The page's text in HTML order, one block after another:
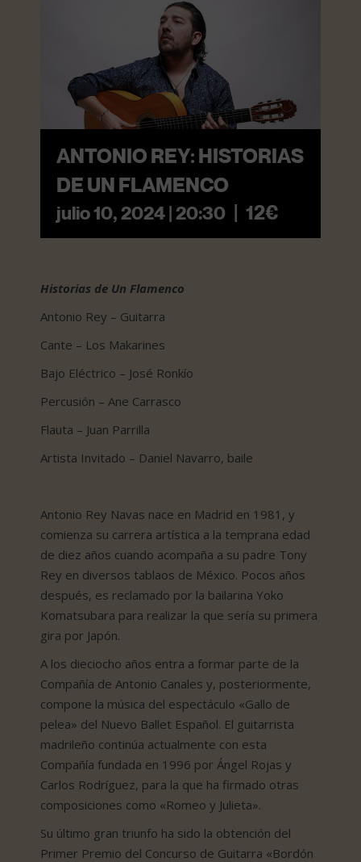
ANTONIO REY: HISTORIAS
DE UN FLAMENCO
julio 10, 2024 | 20:30 12€
Historias de Un Flamenco
Antonio Rey – Guitarra
Cante – Los Makarines
Bajo Eléctrico – José Ronkío
Percusión – Ane Carrasco
Flauta – Juan Parrilla
Artista Invitado – Daniel Navarro, baile
Antonio Rey Navas nace en Madrid en 1981, y
comienza su carrera artística a la temprana edad
de diez años cuando acompaña a su padre Tony
Rey en diversos tablaos de México. Pocos años
después, es reclamado por la bailarina Yoko
Komatsubara para realizar la que sería su primera
gira por Japón.
A los dieciocho años entra a formar parte de la
Compañía de Antonio Canales y, posteriormente,
compone la música del espectáculo «Gallo de
pelea» del Nuevo Ballet Español. El guitarrista
madrileño continúa actualmente con esta
Compañía fundada en 1996 por Ángel Rojas y
Carlos Rodríguez, para la que ha firmado otras
composiciones como «Romeo y Julieta».
Su último gran triunfo ha sido la obtención del
Primer Premio del Concurso de Guitarra «Bordón